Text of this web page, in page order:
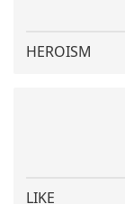
HEROISM
LIKE